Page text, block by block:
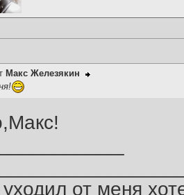
Макс Железякин
уходил от меня